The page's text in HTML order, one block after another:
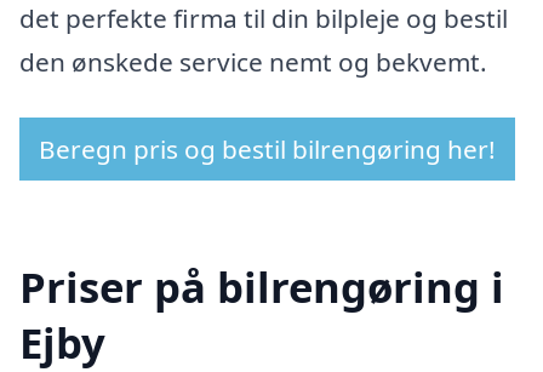
det perfekte firma til din bilpleje og bestil
den ønskede service nemt og bekvemt.
Beregn pris og bestil bilrengøring her!
Priser på bilrengøring i
Ejby